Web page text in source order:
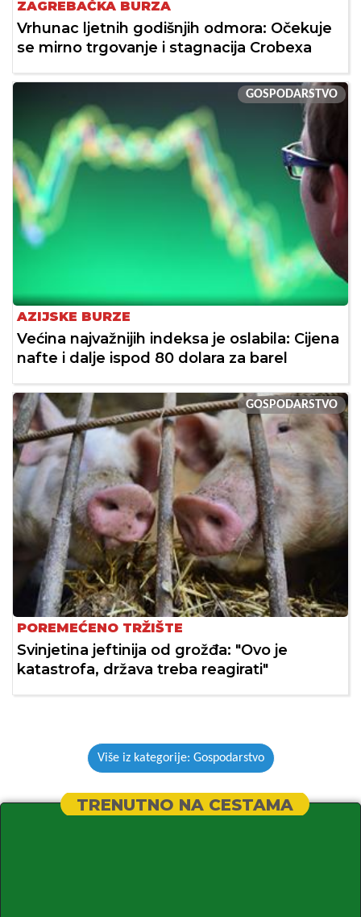
ZAGREBAČKA BURZA
Vrhunac ljetnih godišnjih odmora: Očekuje
se mirno trgovanje i stagnacija Crobexa
GOSPODARSTVO
AZIJSKE BURZE
Većina najvažnijih indeksa je oslabila: Cijena
nafte i dalje ispod 80 dolara za barel
GOSPODARSTVO
POREMEĆENO TRŽIŠTE
Svinjetina jeftinija od grožđa: "Ovo je
katastrofa, država treba reagirati"
Više iz kategorije: Gospodarstvo
TRENUTNO NA CESTAMA